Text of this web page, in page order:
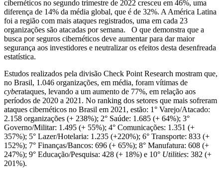
cibernéticos no segundo trimestre de 2022 cresceu em 46%, uma
diferença de 14% da média global, que é de 32%. A América Latina
foi a região com mais ataques registrados, uma em cada 23
organizações são atacadas por semana. O que demonstra que a
busca por seguros cibernéticos deve aumentar para dar maior
segurança aos investidores e neutralizar os efeitos desta desenfreada
estatística.
Estudos realizados pela divisão Check Point Research mostram que,
no Brasil, 1.046 organizações, em média, foram vítimas de
cyberataques, levando a um aumento de 77%, em relação aos
períodos de 2020 a 2021. No ranking dos setores que mais sofreram
ataques cibernéticos no Brasil em 2021, estão: 1° Varejo/Atacado:
2.158 organizações (+ 238%); 2° Saúde: 1.685 (+ 64%); 3°
Governo/Militar: 1.495 (+ 55%); 4° Comunicações: 1.351 (+
357%); 5° Lazer/Hotelaria: 1.235 (+220%); 6° Transporte: 833 (+
152%); 7° Finanças/Bancos: 696 (+ 65%); 8° Manufatura: 608 (+
247%); 9° Educação/Pesquisa: 428 (+ 18%) e 10° Utilities: 382 (+
201%).